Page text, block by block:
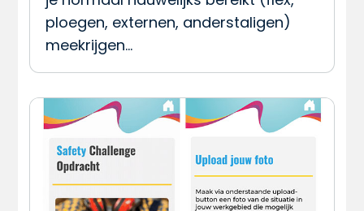
ploegen, externen, anderstaligen)
meekrijgen…